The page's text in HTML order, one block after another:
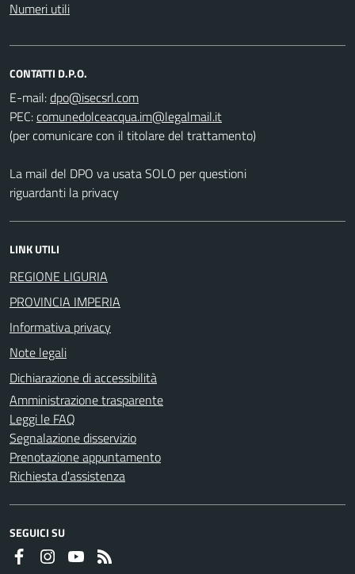
Numeri utili
CONTATTI D.P.O.
E-mail:
PEC:
(per comunicare con il titolare del trattamento)
La mail del DPO va usata SOLO per questioni
riguardanti la privacy
LINK UTILI
REGIONE LIGURIA
PROVINCIA IMPERIA
Informativa privacy
Note legali
Dichiarazione di accessibilità
Amministrazione trasparente
Leggi le FAQ
Segnalazione disservizio
Prenotazione appuntamento
Richiesta d'assistenza
SEGUICI SU